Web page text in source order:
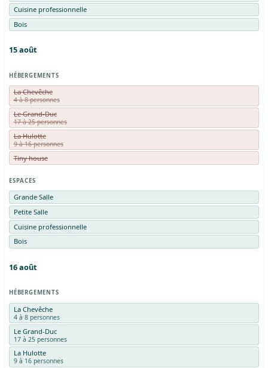
Cuisine professionnelle
Bois
15août
HÉBERGEMENTS
La Chevêche
4 à 8 personnes
Le Grand-Duc
17 à 25 personnes
La Hulotte
9 à 16 personnes
Tiny house
ESPACES
Grande Salle
Petite Salle
Cuisine professionnelle
Bois
16août
HÉBERGEMENTS
La Chevêche
4 à 8 personnes
Le Grand-Duc
17 à 25 personnes
La Hulotte
9 à 16 personnes